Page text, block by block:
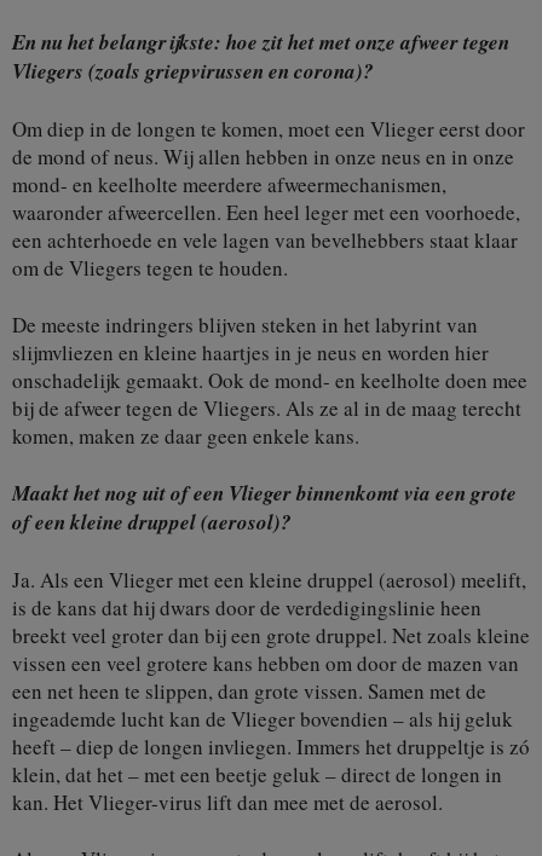
En nu het belangrijkste: hoe zit het met onze afweer tegen
Vliegers (zoals griepvirussen en corona)?
Om diep in de longen te komen, moet een Vlieger eerst door
de mond of neus. Wij allen hebben in onze neus en in onze
mond- en keelholte meerdere afweermechanismen,
waaronder afweercellen. Een heel leger met een voorhoede,
een achterhoede en vele lagen van bevelhebbers staat klaar
om de Vliegers tegen te houden.
De meeste indringers blijven steken in het labyrint van
slijmvliezen en kleine haartjes in je neus en worden hier
onschadelijk gemaakt. Ook de mond- en keelholte doen mee
bij de afweer tegen de Vliegers. Als ze al in de maag terecht
komen, maken ze daar geen enkele kans.
Maakt het nog uit of een Vlieger binnenkomt via een grote
of een kleine druppel (aerosol)?
Ja. Als een Vlieger met een kleine druppel (aerosol) meelift,
is de kans dat hij dwars door de verdedigingslinie heen
breekt veel groter dan bij een grote druppel. Net zoals kleine
vissen een veel grotere kans hebben om door de mazen van
een net heen te slippen, dan grote vissen. Samen met de
ingeademde lucht kan de Vlieger bovendien – als hij geluk
heeft – diep de longen invliegen. Immers het druppeltje is zó
klein, dat het – met een beetje geluk – direct de longen in
kan. Het Vlieger-virus lift dan mee met de aerosol.